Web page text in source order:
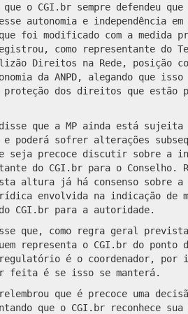
o CGI.br sempre defendeu que
autonomia e independência
foi modificado com a medida
como representante do
Direitos na Rede, posição
da ANPD, alegando que isso
proteção dos direitos que estão
que a MP ainda está
e poderá sofrer alterações
seja precoce discutir sobre a
do CGI.br para o Conselho.
altura já há consenso sobre a
envolvida na indicação de
CGI.br para a autoridade.
que, como regra geral
representa o CGI.br do ponto
é o coordenador, por
feita é se isso se manterá.
que é precoce uma
que o CGI.br reconhece sua